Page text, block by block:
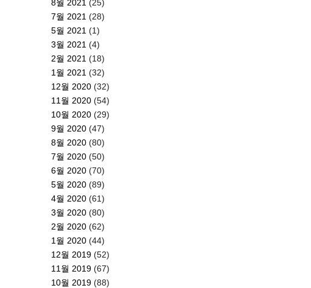
8월 2021 (25)
7월 2021 (28)
5월 2021 (1)
3월 2021 (4)
2월 2021 (18)
1월 2021 (32)
12월 2020 (32)
11월 2020 (54)
10월 2020 (29)
9월 2020 (47)
8월 2020 (80)
7월 2020 (50)
6월 2020 (70)
5월 2020 (89)
4월 2020 (61)
3월 2020 (80)
2월 2020 (62)
1월 2020 (44)
12월 2019 (52)
11월 2019 (67)
10월 2019 (88)